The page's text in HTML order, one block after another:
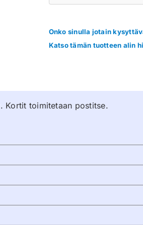
Onko sinulla jotain
Katso tämän tuotteen alin
Kortit toimitetaan postitse.